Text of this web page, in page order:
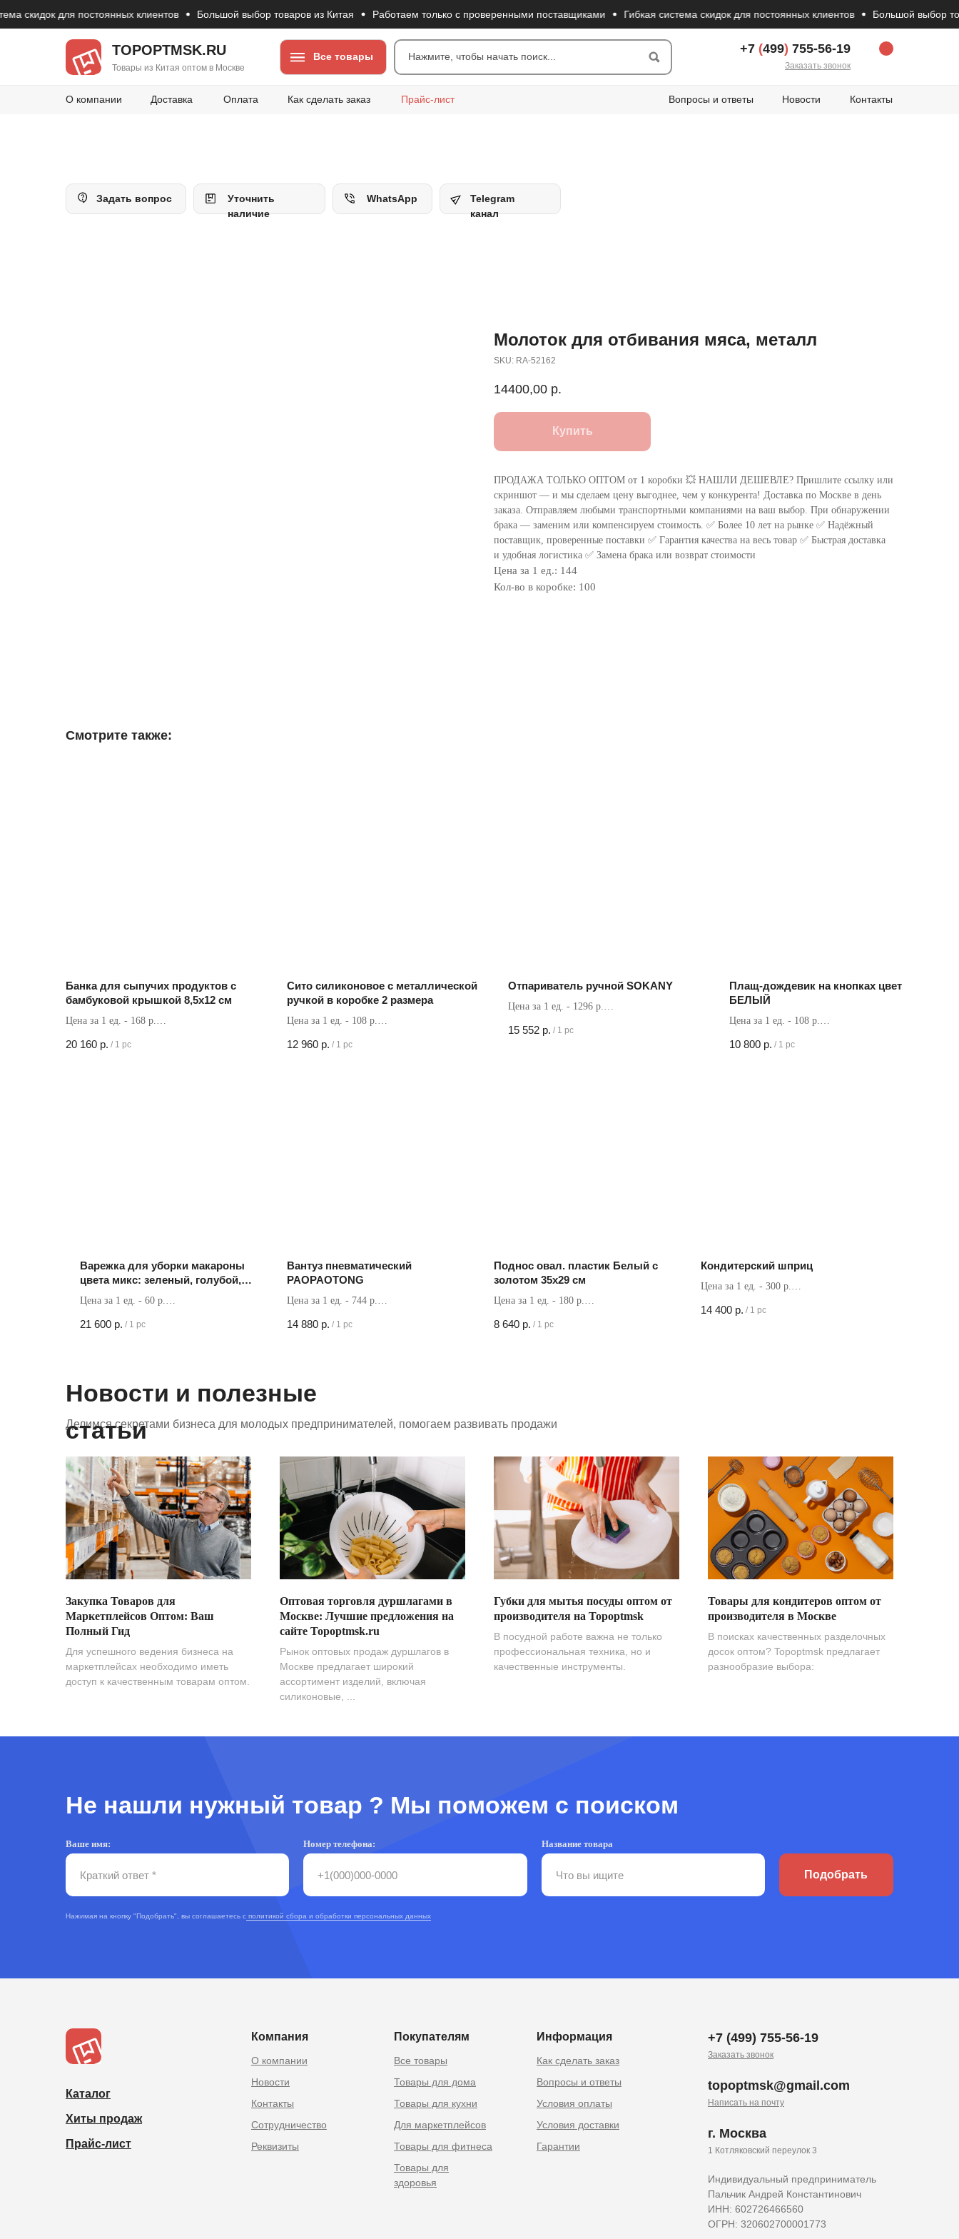
для постоянных клиентов Большой выбор товаров из Китая Работаем только с проверенными поставщиками Гибкая система скидок для постоянных клиентов Большой выбор
TOPOPTMSK.RU
Товары из Китая оптом в Москве
Нажмите, чтобы начать поиск...
Все товары
+7 (499) 755-56-19
Заказать звонок
О компании Доставка Оплата Как сделать заказ Вопросы и ответы Новости Контакты
Прайс-лист
Уточнить
наличие
Задать вопрос WhatsApp
Telegram
канал
Молоток для отбивания мяса, металл
SKU: RA-52162
14400,00 р.
Купить
ПРОДАЖА ТОЛЬКО ОПТОМ от 1 коробки 💥 НАШЛИ ДЕШЕВЛЕ? Пришлите ссылку или
скриншот — и мы сделаем цену выгоднее, чем у конкурента! Доставка по Москве в день
заказа. Отправляем любыми транспортными компаниями на ваш выбор. При обнаружении
брака — заменим или компенсируем стоимость. ✅ Более 10 лет на рынке ✅ Надёжный
поставщик, проверенные поставки ✅ Гарантия качества на весь товар ✅ Быстрая доставка
и удобная логистика ✅ Замена брака или возврат стоимости
Цена за 1 ед.: 144
Кол-во в коробке: 100
Смотрите также:
Банка для сыпучих продуктов с
бамбуковой крышкой 8,5x12 см
Цена за 1 ед. - 168 р.
20 160 р. / 1 pc
Сито силиконовое с металлической
ручкой в коробке 2 размера
Цена за 1 ед. - 108 р.
12 960 р. / 1 pc
Отпариватель ручной SOKANY
Цена за 1 ед. - 1296 р.
15 552 р. / 1 pc
Плащ-дождевик на кнопках цвет
БЕЛЫЙ
Цена за 1 ед. - 108 р.
10 800 р. / 1 pc
Варежка для уборки макароны
цвета микс: зеленый, голубой,
малиновый, оранжевый
Цена за 1 ед. - 60 р.
21 600 р. / 1 pc
Вантуз пневматический
PAOPAOTONG
Цена за 1 ед. - 744 р.
14 880 р. / 1 pc
Поднос овал. пластик Белый с
золотом 35х29 см
Цена за 1 ед. - 180 р.
8 640 р. / 1 pc
Кондитерский шприц
Цена за 1 ед. - 300 р.
14 400 р. / 1 pc
Новости и полезные
статьи
Делимся секретами бизнеса для молодых предпринимателей, помогаем развивать продажи
Закупка Товаров для
Маркетплейсов Оптом: Ваш
Полный Гид
Для успешного ведения бизнеса на
маркетплейсах необходимо иметь
доступ к качественным товарам оптом.
Оптовая торговля дуршлагами в
Москве: Лучшие предложения на
сайте Topoptmsk.ru
Рынок оптовых продаж дуршлагов в
Москве предлагает широкий
ассортимент изделий, включая
силиконовые, ...
Губки для мытья посуды оптом от
производителя на Topoptmsk
В посудной работе важна не только
профессиональная техника, но и
качественные инструменты.
Товары для кондитеров оптом от
производителя в Москве
В поисках качественных разделочных
досок оптом? Topoptmsk предлагает
разнообразие выбора:
Не нашли нужный товар ? Мы поможем с поиском
Ваше имя: Номер телефона: Название товара
Подобрать
Нажимая на кнопку "Подобрать", вы соглашаетесь с политикой сбора и обработки персональных данных
Компания Покупателям Информация
Как сделать заказ
Вопросы и ответы
Условия оплаты
Индивидуальный предприниматель
Пальчик Андрей Константинович
ИНН: 602726466560
ОГРН: 320602700001773
Гарантии
Все товары
Товары для дома
Товары для кухни
О компании
Новости
Контакты
Сотрудничество
Для маркетплейсов
Товары для фитнеса
Товары для
здоровья
Реквизиты
+7 (499) 755-56-19
Заказать звонок
topoptmsk@gmail.com
Написать на почту
г. Москва
1 Котляковский переулок 3
Каталог
Хиты продаж
Прайс-лист
Условия доставки